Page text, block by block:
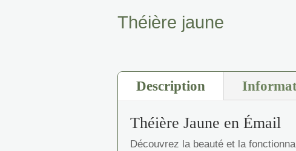
Théière jaune
Description
Théière Jaune en Émail
Découvrez la beauté et la